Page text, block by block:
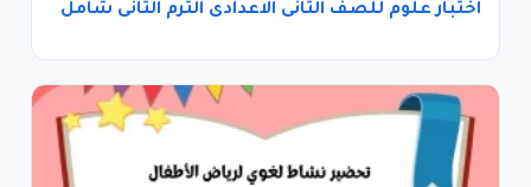
اختبار علوم للصف الثانى الاعدادى الترم الثانى شامل